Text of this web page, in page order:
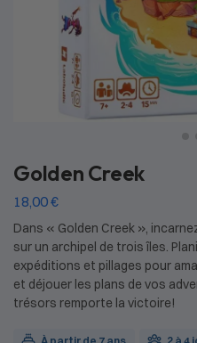
Golden Creek
18,00€
Dans « Golden Creek »,
sur un archipel de trois îles.
expéditions et pillages pour
et déjouer les plans de vos
trésors remporte la victoire!